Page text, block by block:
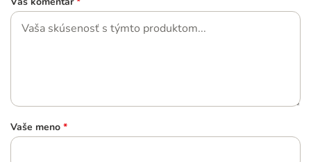
Vaše meno *